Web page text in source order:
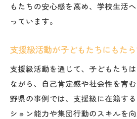
もたちの安心感を高め、学校生活
っています。
支援級活動が子どもたちにもた
支援級活動を通じて、子どもたち
ながら、自己肯定感や社会性を育
野県の事例では、支援級に在籍す
ション能力や集団行動のスキルを